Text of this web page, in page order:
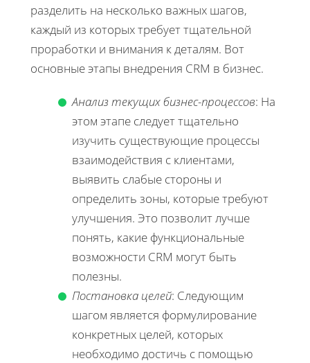
разделить на несколько важных шагов,
каждый из которых требует тщательной
проработки и внимания к деталям. Вот
основные этапы внедрения CRM в бизнес.
Анализ текущих бизнес-процессов: На
этом этапе следует тщательно
изучить существующие процессы
взаимодействия с клиентами,
выявить слабые стороны и
определить зоны, которые требуют
улучшения. Это позволит лучше
понять, какие функциональные
возможности CRM могут быть
полезны.
Постановка целей: Следующим
шагом является формулирование
конкретных целей, которых
необходимо достичь с помощью